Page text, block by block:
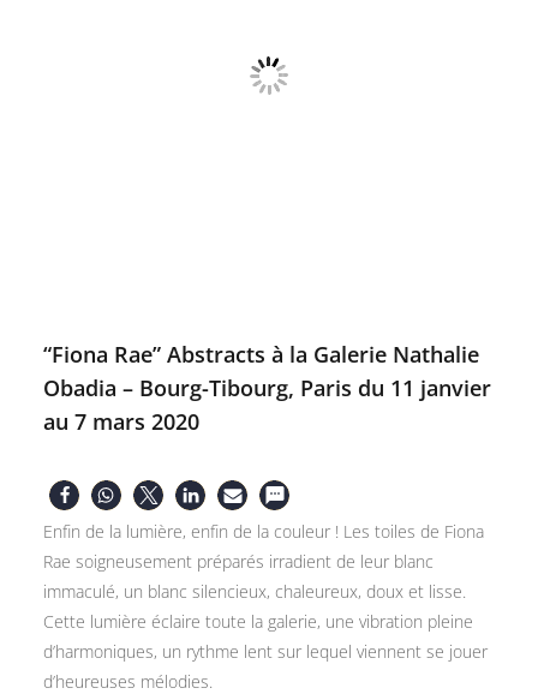
“Fiona Rae” Abstracts à la Galerie Nathalie
Obadia – Bourg-Tibourg, Paris du 11 janvier
au 7 mars 2020
Enfin de la lumière, enfin de la couleur ! Les toiles de Fiona
Rae soigneusement préparés irradient de leur blanc
immaculé, un blanc silencieux, chaleureux, doux et lisse.
Cette lumière éclaire toute la galerie, une vibration pleine
d’harmoniques, un rythme lent sur lequel viennent se jouer
d’heureuses mélodies.